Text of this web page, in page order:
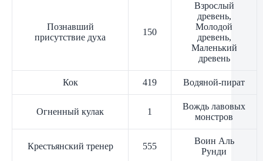
Познавший
присутствие духа
150
Взрослый
древень,
Молодой
древень,
Маленький
древень
Кок 419 Водяной-пират
Огненный кулак 1
Вождь лавовых
монстров
Крестьянский тренер 555
Воин Аль
Рунди